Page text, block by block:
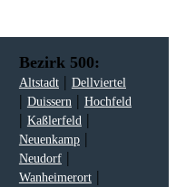
Bezirk 500:
Altstadt| Dellviertel
| Duissern| Hochfeld
| Kaßlerfeld|
Neuenkamp|
Neudorf|
Wanheimerort|